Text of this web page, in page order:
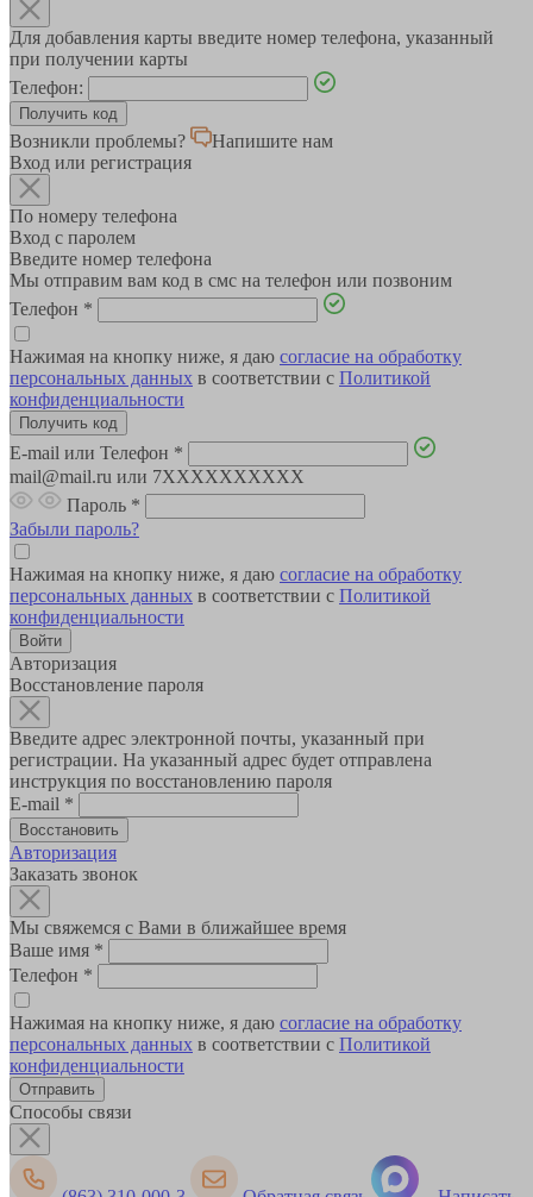
Для добавления карты введите номер телефона, указанный
при получении карты
Телефон:
Возникли проблемы?
Напишите нам
Вход или регистрация
По номеру телефона
Вход с паролем
Введите номер телефона
Мы отправим вам код в смс на телефон или позвоним
Телефон *
Нажимая на кнопку ниже, я даю согласие на обработку
персональных данных в соответствии с Политикой
конфиденциальности
E-mail или Телефон *
mail@mail.ru или 7XXXXXXXXXX
Пароль *
Забыли пароль?
Нажимая на кнопку ниже, я даю согласие на обработку
персональных данных в соответствии с Политикой
конфиденциальности
Авторизация
Восстановление пароля
Введите адрес электронной почты, указанный при
регистрации. На указанный адрес будет отправлена
инструкция по восстановлению пароля
E-mail *
Авторизация
Заказать звонок
Мы свяжемся с Вами в ближайшее время
Ваше имя *
Телефон *
Нажимая на кнопку ниже, я даю согласие на обработку
персональных данных в соответствии с Политикой
конфиденциальности
Способы связи